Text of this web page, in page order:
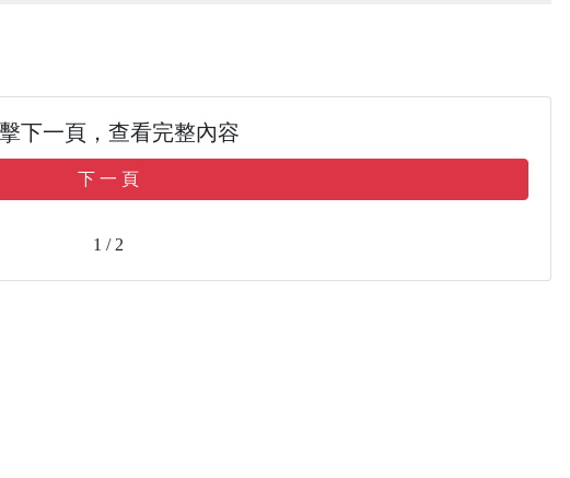
下一頁，查看完整內容
下 一 頁
1 / 2